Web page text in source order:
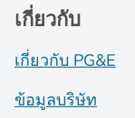
เกี่ยวกับ
เกี่ยวกับ PG&E
ข้อมูลบริษัท